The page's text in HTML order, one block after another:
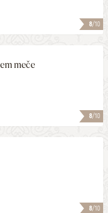
8/10
8/10
meče
8/10